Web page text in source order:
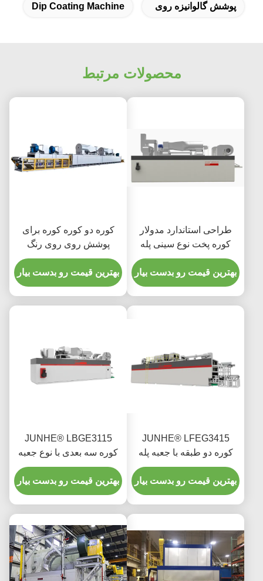
پوشش گالوانیزه روی Dip Coating Machine
محصولات مرتبط
طراحی استاندارد مدولار
کوره پخت نوع سینی پله
بهترین قیمت رو بدست بیار
کوره دو کوره کوره برای
پوشش روی روی رنگ
خاکستری FGG1812
بهترین قیمت رو بدست بیار
JUNHE® LFEG3415
کوره دو طبقه با جعبه پله
بهترین قیمت رو بدست بیار
JUNHE® LBGE3115
کوره سه بعدی با نوع جعبه
قدم
بهترین قیمت رو بدست بیار